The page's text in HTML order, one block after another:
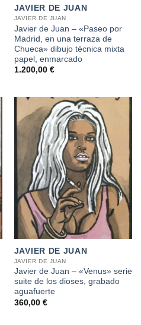
JAVIER DE JUAN
JAVIER DE JUAN
Javier de Juan – «Paseo por
Madrid, en una terraza de
Chueca» dibujo técnica mixta
papel, enmarcado
1.200,00 €
JAVIER DE JUAN
JAVIER DE JUAN
Javier de Juan – «Venus» serie
suite de los dioses, grabado
aguafuerte
360,00 €